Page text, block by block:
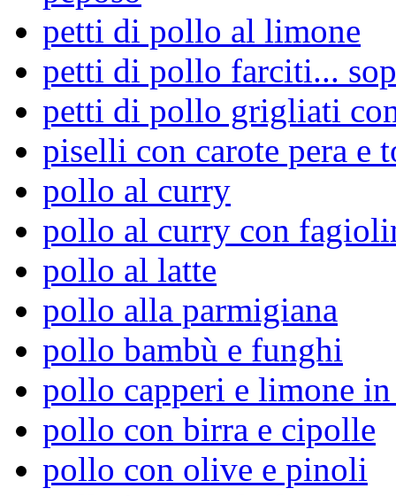
petti di pollo al limone
petti di pollo farciti...
petti di pollo grigliati
piselli con carote pera e
pollo al curry
pollo al curry con
pollo al latte
pollo alla parmigiana
pollo bambù e funghi
pollo capperi e limone in
pollo con birra e cipolle
pollo con olive e pinoli